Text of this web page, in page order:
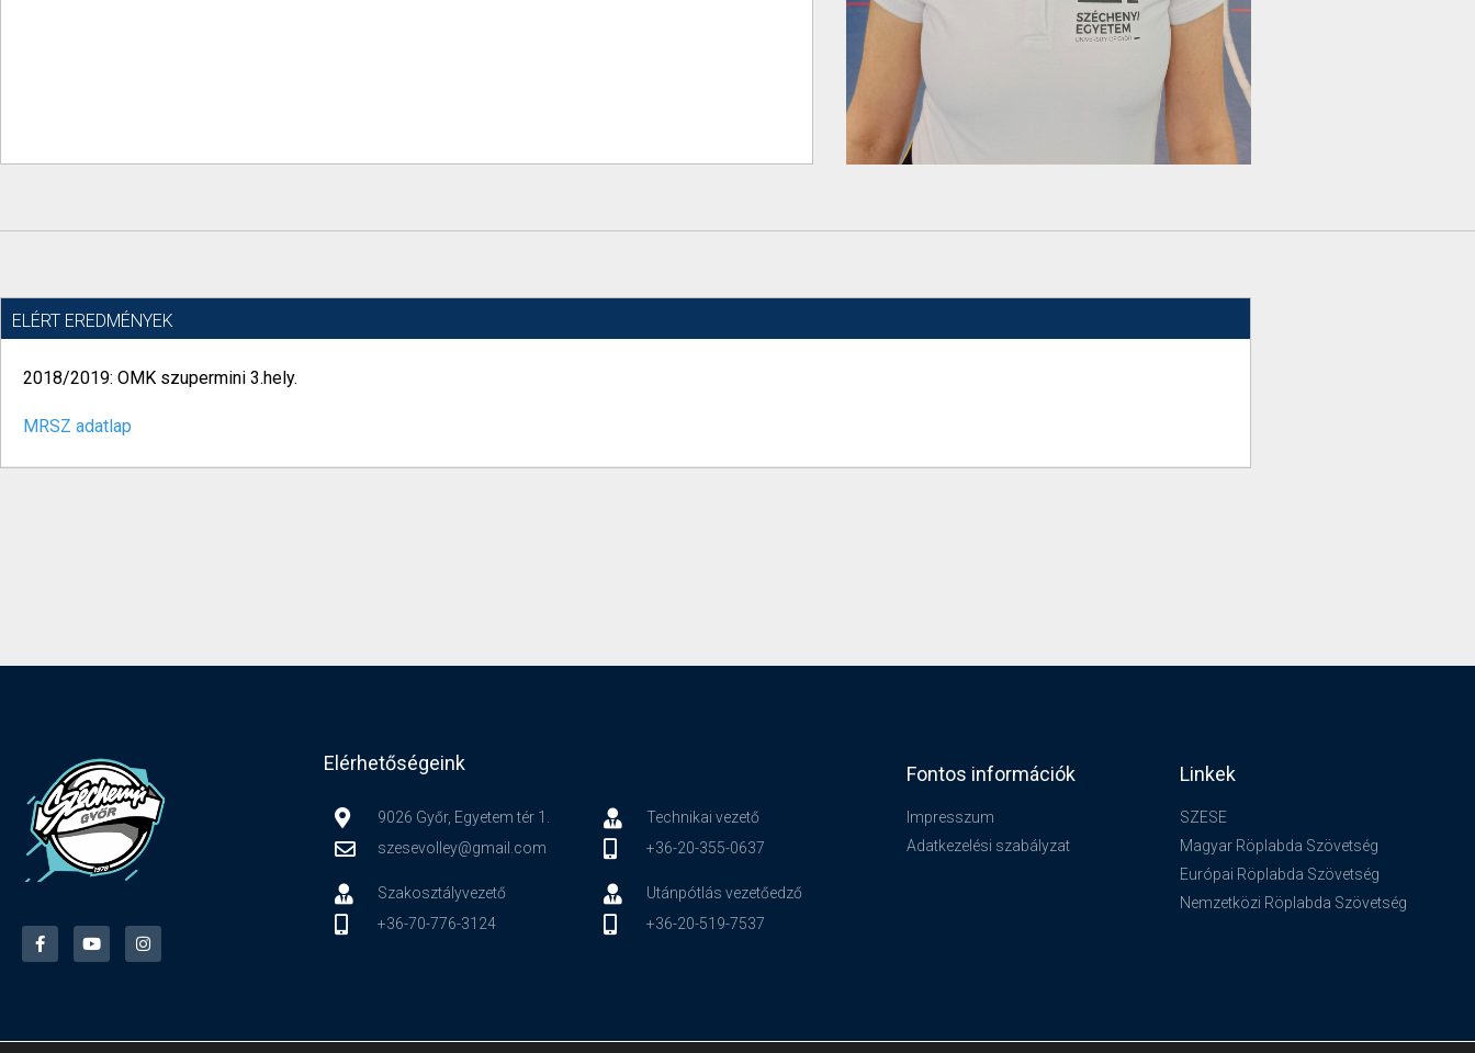
ELÉRT EREDMÉNYEK
2018/2019: OMK szupermini 3.hely.
MRSZ adatlap
Elérhetőségeink
9026 Győr, Egyetem tér 1.
szesevolley@gmail.com
Szakosztályvezető
+36-70-776-3124
Technikai vezető
+36-20-355-0637
Utánpótlás vezetőedző
+36-20-519-7537
Fontos információk
Impresszum
Adatkezelési szabályzat
Linkek
SZESE
Magyar Röplabda Szövetség
Európai Röplabda Szövetség
Nemzetközi Röplabda Szövetség